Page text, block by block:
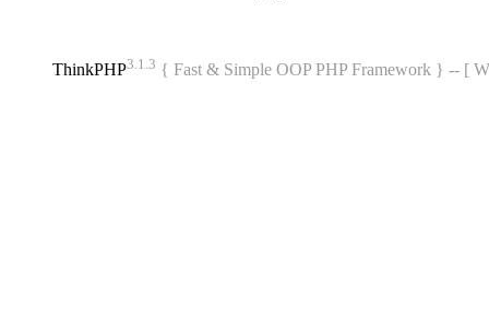
ThinkPHP3.1.3 { Fast & Simple OOP PHP Framework } -- [